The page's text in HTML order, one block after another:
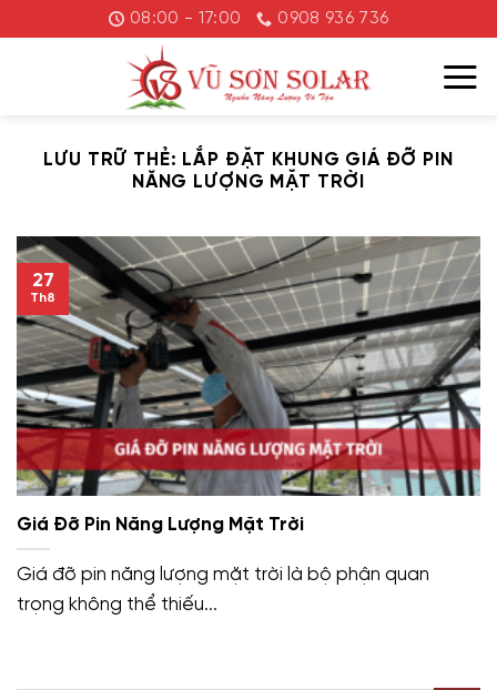
đến
08:00 - 17:00 0908 936 736
LƯU TRỮ THẺ: LẮP ĐẶT KHUNG GIÁ ĐỠ PIN
NĂNG LƯỢNG MẶT TRỜI
Giá Đỡ Pin Năng Lượng Mặt Trời
Giá đỡ pin năng lượng mặt trời là bộ phận quan
trọng không thể thiếu...
27
Th8